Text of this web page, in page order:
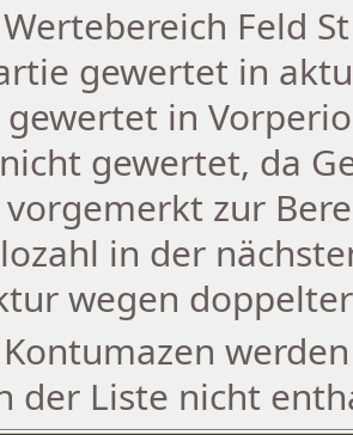
Wertebereich Feld
gewertet in
gewertet in
gewertet, da
vorgemerkt zur
in der
wegen
Kontumazen
der Liste nicht